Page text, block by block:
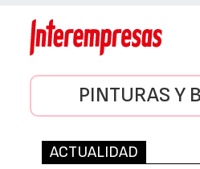
PINTURAS Y
ACTUALIDAD